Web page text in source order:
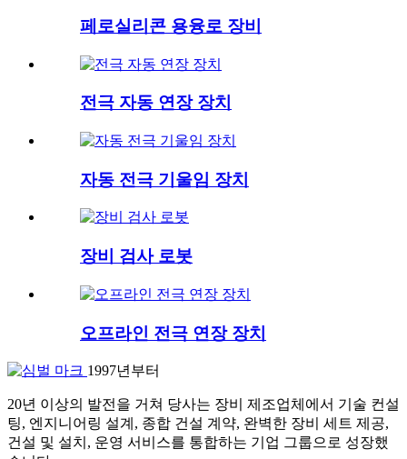
페로실리콘 용융로 장비
전극 자동 연장 장치
자동 전극 기울임 장치
장비 검사 로봇
오프라인 전극 연장 장치
1997년부터
20년 이상의 발전을 거쳐 당사는 장비 제조업체에서 기술 컨설
팅, 엔지니어링 설계, 종합 건설 계약, 완벽한 장비 세트 제공,
건설 및 설치, 운영 서비스를 통합하는 기업 그룹으로 성장했